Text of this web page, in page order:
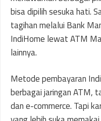
bisa dipilih sesuka hati.
tagihan melalui Bank
IndiHome lewat ATM
lainnya.
Metode pembayaran
berbagai jaringan ATM,
dan e-commerce. Tapi